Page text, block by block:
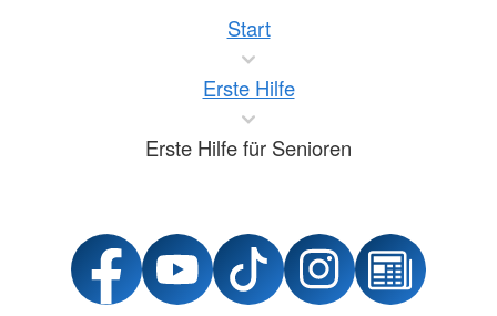
Start
Erste Hilfe
Erste Hilfe für Senioren